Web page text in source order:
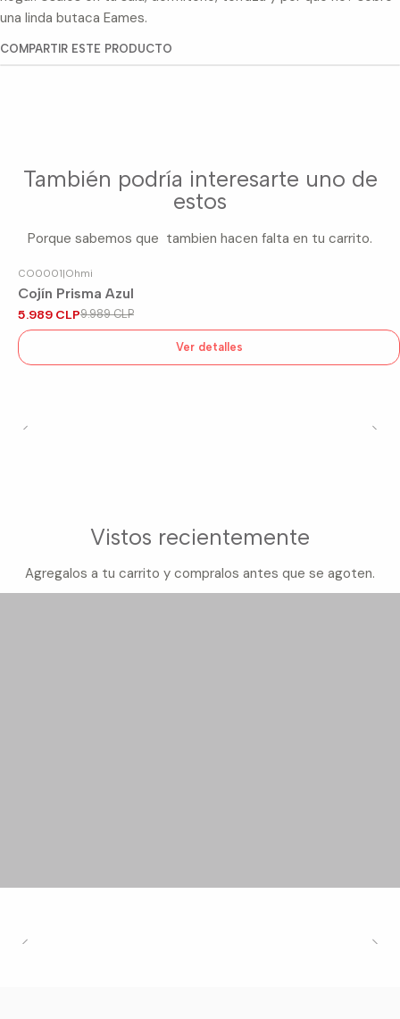
una linda butaca Eames.
COMPARTIR ESTE PRODUCTO
También podría interesarte uno de
estos
Porque sabemos que tambien hacen falta en tu carrito.
-40%
OFF
Agotado
CO0001|Ohmi
Cojín Prisma Azul
5.989 CLP9.989 CLP
Ver detalles
Vistos recientemente
Agregalos a tu carrito y compralos antes que se agoten.